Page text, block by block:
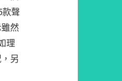
聲
然
理
另